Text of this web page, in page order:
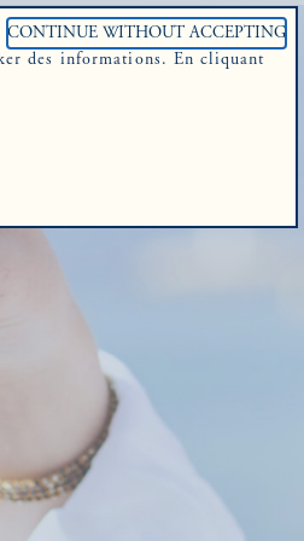
CONTINUE WITHOUT ACCEPTING
des informations. En cliquant